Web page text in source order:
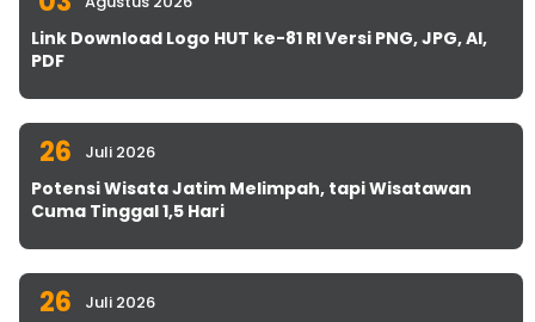
Link Download Logo HUT ke-81 RI Versi PNG, JPG, AI,
PDF
26 Juli 2026
Potensi Wisata Jatim Melimpah, tapi Wisatawan
Cuma Tinggal 1,5 Hari
26 Juli 2026